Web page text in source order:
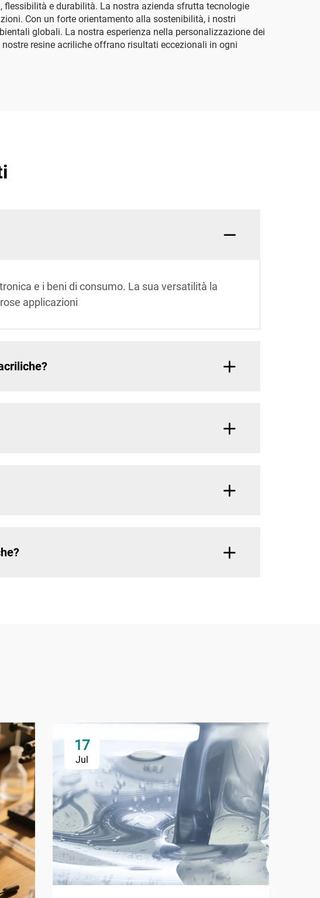
e durabilità. La nostra azienda sfrutta tecnologie
Con un forte orientamento alla sostenibilità, i nostri
globali. La nostra esperienza nella personalizzazione dei
resine acriliche offrano risultati eccezionali in ogni
e i beni di consumo. La sua versatilità la
applicazioni
17
Jul